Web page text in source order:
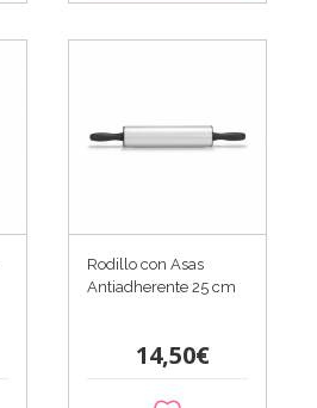
Rodillo con Asas
Antiadherente 25 cm
14,50€